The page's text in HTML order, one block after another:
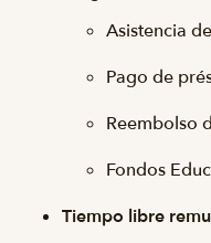
Asistencia
Pago de
Reembolso
Fondos
Tiempo libre